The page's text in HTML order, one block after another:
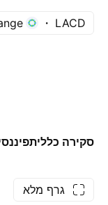
Sh
LACD
סקירה כללית
גרף מלא